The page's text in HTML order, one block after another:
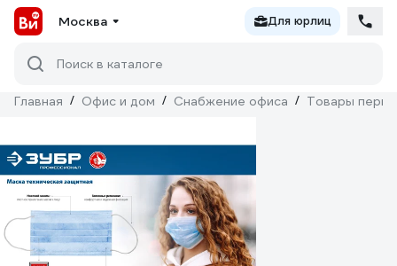
Москва Для юрлиц
Поиск в каталоге
Главная / Офис и дом / Снабжение офиса / Товары